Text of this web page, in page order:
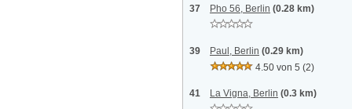
37 Pho 56, Berlin (0.28 km)
39 Paul, Berlin (0.29 km)
4.50 von 5 (2)
41 La Vigna, Berlin (0.3 km)